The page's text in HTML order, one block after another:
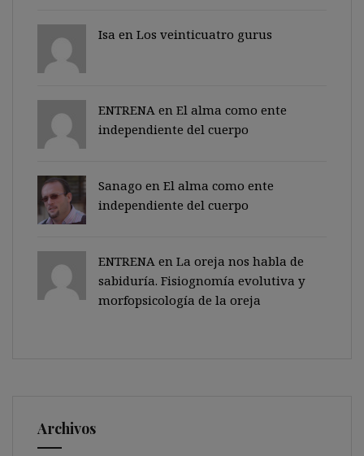
Isa en Los veinticuatro gurus
ENTRENA en El alma como ente
independiente del cuerpo
Sanago en El alma como ente
independiente del cuerpo
ENTRENA en La oreja nos habla de
sabiduría. Fisiognomía evolutiva y
morfopsicología de la oreja
Archivos